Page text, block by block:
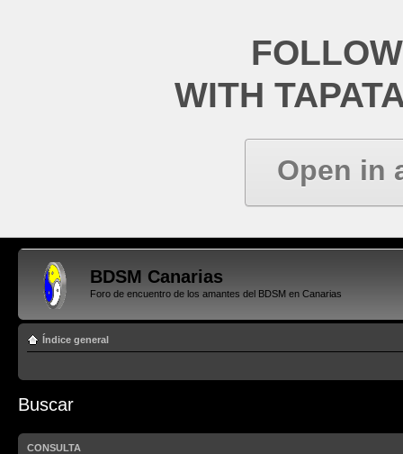
WITH
Open in
BDSM Canarias
Foro de encuentro de los amantes del BDSM en Canarias
Índice general
Buscar
CONSULTA